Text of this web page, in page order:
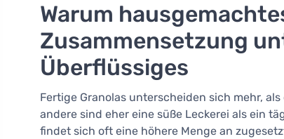
Warum
Zusammensetzung
Überflüssiges
Fertige Granolas unterscheiden sich mehr,
andere sind eher eine süße Leckerei als ein
findet sich oft eine höhere Menge an